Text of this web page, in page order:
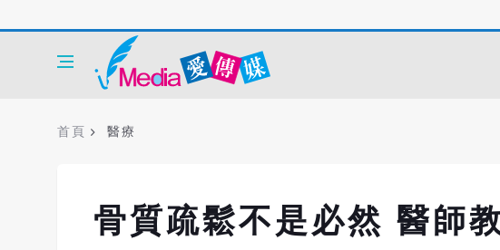
首頁 醫療
骨質疏鬆不是必然 醫師